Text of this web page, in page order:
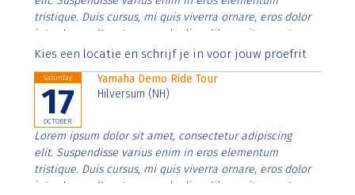
tristique. Duis cursus, mi quis viverra ornare, eros dolor
interdum nulla, ut commodo diam libero vitae erat.
Aenean faucibus nibh et justo cursus id rutrum lorem
Kies een locatie en schrijf je in voor jouw proefrit
Saturday
17
OCTOBER
Yamaha Demo Ride Tour
Hilversum (NH)
Lorem ipsum dolor sit amet, consectetur adipiscing
elit. Suspendisse varius enim in eros elementum
tristique. Duis cursus, mi quis viverra ornare, eros dolor
interdum nulla, ut commodo diam libero vitae erat.